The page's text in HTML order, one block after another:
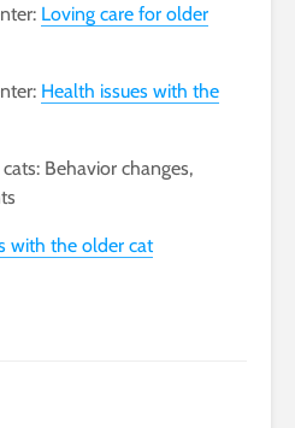
Loving care for older
Health issues with the
Behavior changes,
with the older cat